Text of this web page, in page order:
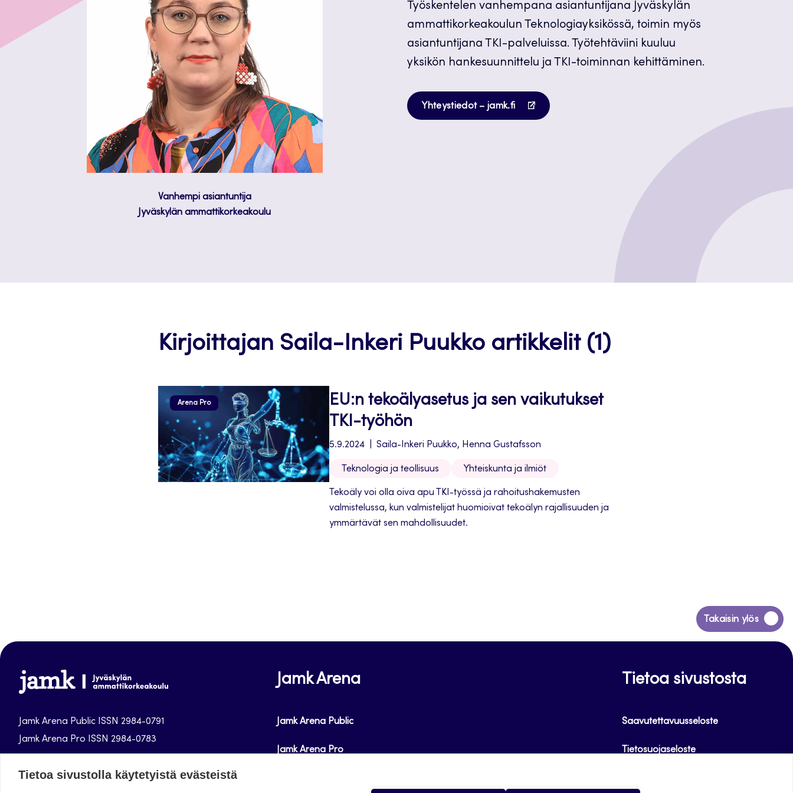
Vanhempi asiantuntija
Jyväskylän ammattikorkeakoulu
Työskentelen vanhempana asiantuntijana Jyväskylän
ammattikorkeakoulun Teknologiayksikössä, toimin myös
asiantuntijana TKI-palveluissa. Työtehtäviini kuuluu
yksikön hankesuunnittelu ja TKI-toiminnan kehittäminen.
Yhteystiedot – jamk.fi
Avautuu
uuteen
Kirjoittajan Saila-Inkeri Puukko artikkelit (1)
Arena Pro
EU:n tekoälyasetus ja sen vaikutukset
TKI-työhön
5.9.2024 Saila-Inkeri Puukko, Henna Gustafsson
Teknologia ja teollisuus Yhteiskunta ja ilmiöt
Tekoäly voi olla oiva apu TKI-työssä ja rahoitushakemusten
valmistelussa, kun valmistelijat huomioivat tekoälyn rajallisuuden ja
ymmärtävät sen mahdollisuudet.
Takaisin ylös
Siirry
takaisin
Jamk
Arena
Jamk Arena Public ISSN 2984-0791
Jamk Arena Pro ISSN 2984-0783
Jyväskylän ammattikorkeakoulun julkaisut
Jamk Arena
Jamk Arena Public
Jamk Arena Pro
Tietoa sivustosta
Saavutettavuusseloste
Tietosuojaseloste
Tietoa sivustolla käytetyistä evästeistä